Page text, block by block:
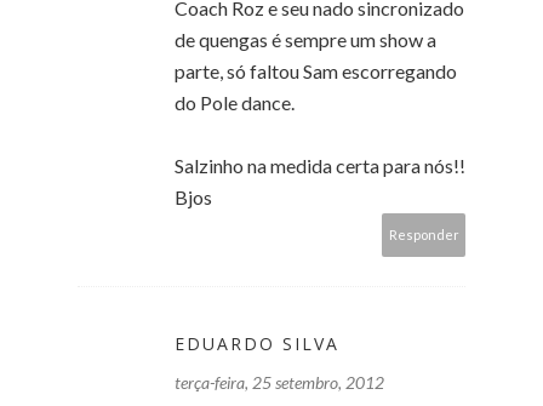
Coach Roz e seu nado sincronizado
de quengas é sempre um show a
parte, só faltou Sam escorregando
do Pole dance.
Salzinho na medida certa para nós!!
Bjos
Responder
EDUARDO SILVA
terça-feira, 25 setembro, 2012